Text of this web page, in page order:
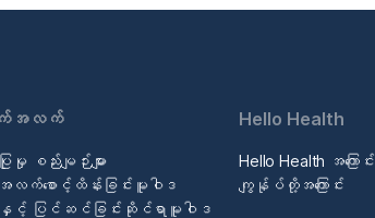
က်အလက်
စည်းမျဉ်းများ
လက်စောင့်ထိန်းခြင်းမူဝါဒ
နှင့် ပြင်ဆင်ခြင်းဆိုင်ရာမူဝါဒ
Hello Health
Hello Health အကြောင်း
ကျွန်ုပ်တို့အကြောင်း